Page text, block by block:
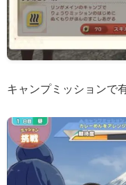
キャンプミッションで